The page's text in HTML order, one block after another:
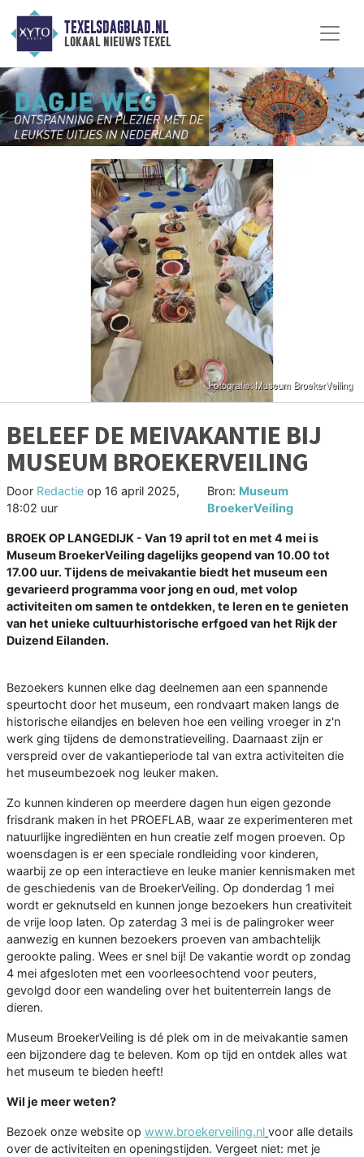
TEXELSDAGBLAD.NL
lokaal nieuws texel
BELEEF DE MEIVAKANTIE BIJ
MUSEUM BROEKERVEILING
Door Redactie op 16 april 2025,
18:02 uur
Bron: Museum
BroekerVeiling
BROEK OP LANGEDIJK - Van 19 april tot en met 4 mei is
Museum BroekerVeiling dagelijks geopend van 10.00 tot
17.00 uur. Tijdens de meivakantie biedt het museum een
gevarieerd programma voor jong en oud, met volop
activiteiten om samen te ontdekken, te leren en te genieten
van het unieke cultuurhistorische erfgoed van het Rijk der
Duizend Eilanden.
Bezoekers kunnen elke dag deelnemen aan een spannende
speurtocht door het museum, een rondvaart maken langs de
historische eilandjes en beleven hoe een veiling vroeger in z'n
werk ging tijdens de demonstratieveiling. Daarnaast zijn er
verspreid over de vakantieperiode tal van extra activiteiten die
het museumbezoek nog leuker maken.
Zo kunnen kinderen op meerdere dagen hun eigen gezonde
frisdrank maken in het PROEFLAB, waar ze experimenteren met
natuurlijke ingrediënten en hun creatie zelf mogen proeven. Op
woensdagen is er een speciale rondleiding voor kinderen,
waarbij ze op een interactieve en leuke manier kennismaken met
de geschiedenis van de BroekerVeiling. Op donderdag 1 mei
wordt er geknutseld en kunnen jonge bezoekers hun creativiteit
de vrije loop laten. Op zaterdag 3 mei is de palingroker weer
aanwezig en kunnen bezoekers proeven van ambachtelijk
gerookte paling. Wees er snel bij! De vakantie wordt op zondag
4 mei afgesloten met een voorleesochtend voor peuters,
gevolgd door een wandeling over het buitenterrein langs de
dieren.
Museum BroekerVeiling is dé plek om in de meivakantie samen
een bijzondere dag te beleven. Kom op tijd en ontdek alles wat
het museum te bieden heeft!
Wil je meer weten?
Bezoek onze website op www.broekerveiling.nl voor alle details
over de activiteiten en openingstijden. Vergeet niet: met je